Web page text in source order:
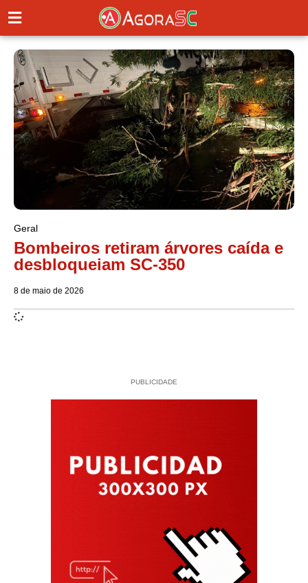
Geral
Bombeiros retiram árvores caída e
desbloqueiam SC-350
8 de maio de 2026
PUBLICIDADE